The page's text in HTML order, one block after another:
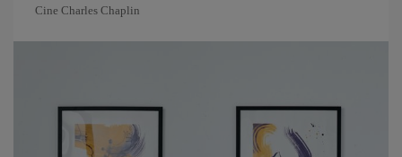
Cine Charles Chaplin